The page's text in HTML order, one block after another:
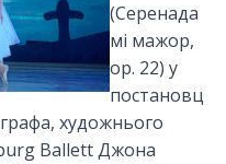
(Серенада
мі мажор,
ор. 22) у
постановц
художнього
Ballett Джона